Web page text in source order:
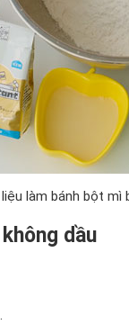
làm bánh bột mì
dầu